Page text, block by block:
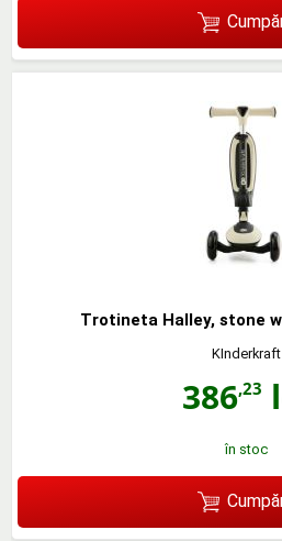
Trotineta Halley, stone
KInderkraft
386,23
în stoc